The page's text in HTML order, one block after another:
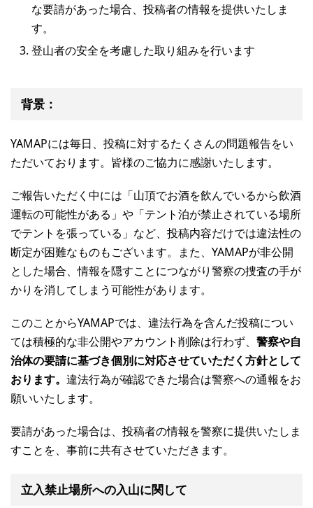
な要請があった場合、投稿者の情報を提供いたしま
す。
登山者の安全を考慮した取り組みを行います
背景：
YAMAPには毎日、投稿に対するたくさんの問題報告をい
ただいております。皆様のご協力に感謝いたします。
ご報告いただく中には「山頂でお酒を飲んでいるから飲酒
運転の可能性がある」や「テント泊が禁止されている場所
でテントを張っている」など、投稿内容だけでは違法性の
断定が困難なものもございます。また、YAMAPが非公開
とした場合、情報を隠すことにつながり警察の捜査の手が
かりを消してしまう可能性があります。
このことからYAMAPでは、違法行為を含んだ投稿につい
ては積極的な非公開やアカウント削除は行わず、 警察や自
治体の要請に基づき個別に対応させていただく方針として
おります。 違法行為が確認できた場合は警察への通報をお
願いいたします。
要請があった場合は、投稿者の情報を警察に提供いたしま
すことを、事前に共有させていただきます。
立入禁止場所への入山に関して